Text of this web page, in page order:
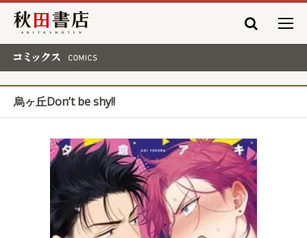
秋田書店
烏ヶ丘Don’t be shy!!